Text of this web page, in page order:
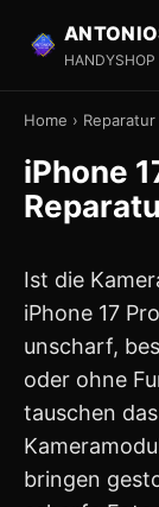
HANDYSHOP
Home › Reparatur
iPhone
Ist die
iPhone 17
unscharf,
oder ohne
tauschen das
bringen